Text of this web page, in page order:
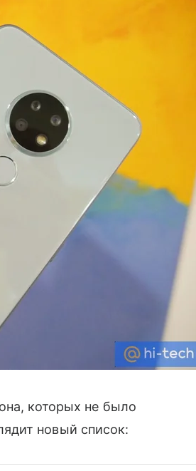
которых не было
новый список: